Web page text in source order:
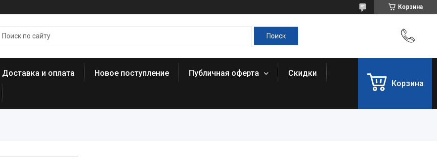
Корзина
Доставка и оплата Новое поступление Публичная оферта Скидки
Корзина